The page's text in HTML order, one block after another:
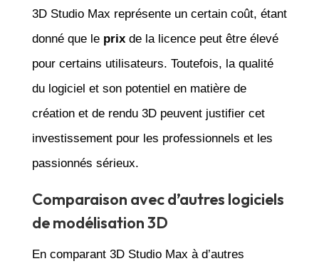
3D Studio Max représente un certain coût, étant
donné que le prixde la licence peut être élevé
pour certains utilisateurs. Toutefois, la qualité
du logiciel et son potentiel en matière de
création et de rendu 3D peuvent justifier cet
investissement pour les professionnels et les
passionnés sérieux.
Comparaison avec d’autres logiciels
de modélisation 3D
En comparant 3D Studio Max à d’autres